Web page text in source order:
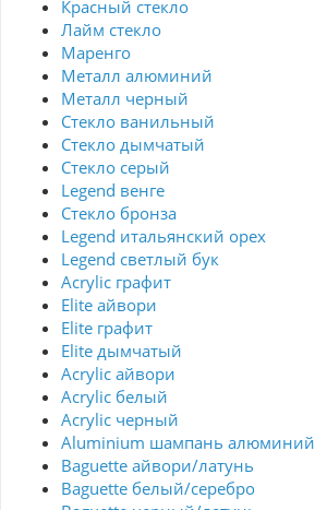
Красный стекло
Лайм стекло
Маренго
Металл алюминий
Металл черный
Стекло ванильный
Стекло дымчатый
Стекло серый
Legend венге
Стекло бронза
Legend итальянский орех
Legend светлый бук
Acrylic графит
Elite айвори
Elite графит
Elite дымчатый
Acrylic айвори
Acrylic белый
Acrylic черный
Aluminium шампань алюминий
Baguette айвори/латунь
Baguette белый/серебро